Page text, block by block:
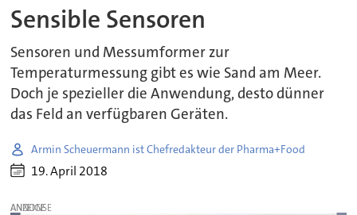
Sensible Sensoren
Sensoren und Messumformer zur
Temperaturmessung gibt es wie Sand am Meer.
Doch je spezieller die Anwendung, desto dünner
das Feld an verfügbaren Geräten.
Armin Scheuermann ist Chefredakteur der Pharma+Food
19. April 2018
ANZEIGE